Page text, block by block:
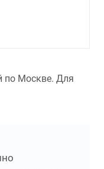
по Москве. Для